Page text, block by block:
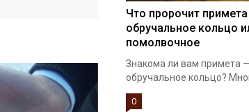
Что пророчит
обручальное кольцо
помолвочное
Знакома ли вам примета
обручальное кольцо?
0